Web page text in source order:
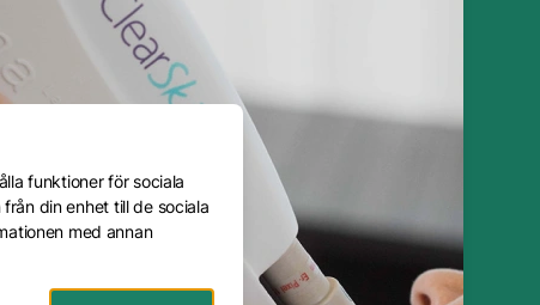
funktioner för sociala
din enhet till de sociala
med annan